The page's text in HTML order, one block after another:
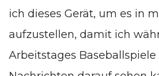
ich dieses Gerät, um es in
aufzustellen, damit ich
Arbeitstages